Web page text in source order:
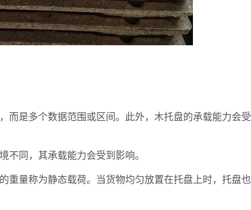
而是多个数据范围或区间。此外，木托盘的承载能力会受
同，其承载能力会受到影响。
重量称为静态载荷。当货物均匀放置在托盘上时，托盘也